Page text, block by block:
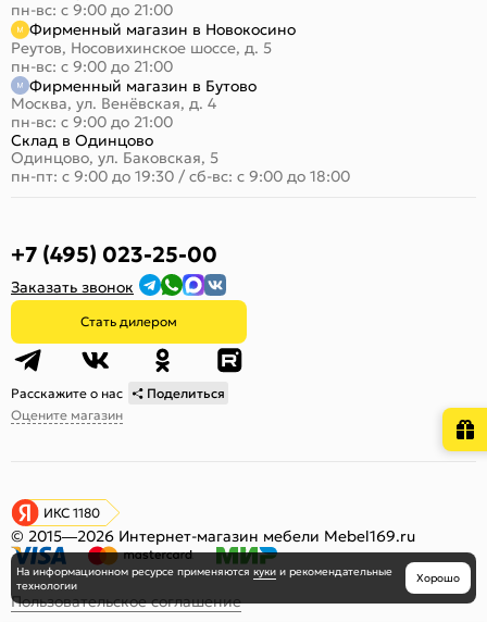
пн-вс: с 9:00 до 21:00
Фирменный магазин в Новокосино
Реутов, Носовихинское шоссе, д. 5
пн-вс: с 9:00 до 21:00
Фирменный магазин в Бутово
Москва, ул. Венёвская, д. 4
пн-вс: с 9:00 до 21:00
Склад в Одинцово
Одинцово, ул. Баковская, 5
пн-пт: с 9:00 до 19:30 / сб-вс: с 9:00 до 18:00
+7 (495) 023-25-00
Заказать звонок
Стать дилером
Расскажите о нас
Поделиться
Оцените магазин
ИКС 1180
© 2015—2026 Интернет-магазин мебели Mebel169.ru
Пользовательское соглашение
На информационном ресурсе применяются куки и рекомендательные
технологии
Хорошо